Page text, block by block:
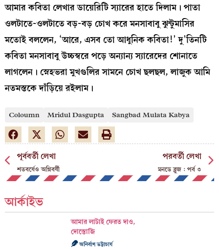
আমার কবিতা লেখার ডায়েরিটি স‍্যারের হাতে দিলাম। পাতা
ওলটাতে-ওলটাতে বড়-বড় চোখ করে মনসাবাবু ঝুন্টুমাসির
মতোই বললেন, ‘আরে, এসব তো আধুনিক কবিতা!’ দু’তিনটি
কবিতা মনসাবাবু উচ্চস্বরে পড়ে অন‍্যান‍্য স‍্যারেদের শোনাতে
লাগলেন। স্নেহভরা মুখগুলির সামনে চোখ ছলছল, লাজুক আমি
নতমস্তকে দাঁড়িয়ে রইলাম।
Coloumn Mridul Dasgupta Sangbad Mulata Kabya
পূর্ববর্তী লেখা
শতবর্ষেও অগ্নিবর্ষী
পরবর্তী লেখা
মনডে ব্লুজ : পর্ব ৩
আর্কাইভ
আমার লাটাই ফেরত দাও,
দোস্তোজি
অনির্বাণ ভট্টাচার্য